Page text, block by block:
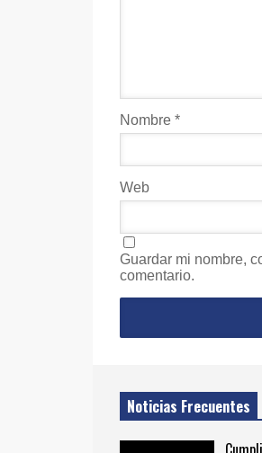
Nombre *
Web
Guardar mi nombre,
comentario.
Noticias Frecuentes